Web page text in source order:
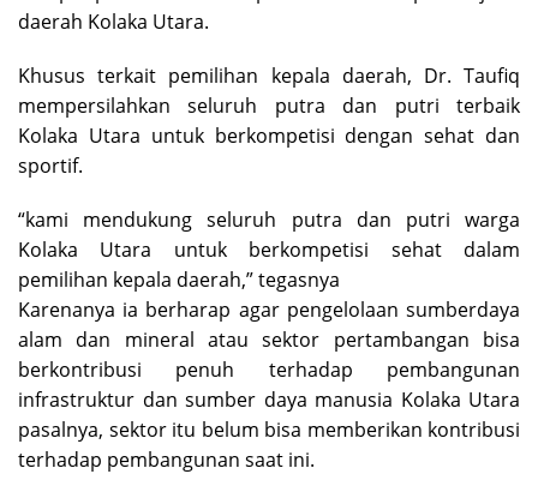
daerah Kolaka Utara.
Khusus terkait pemilihan kepala daerah, Dr. Taufiq
mempersilahkan seluruh putra dan putri terbaik
Kolaka Utara untuk berkompetisi dengan sehat dan
sportif.
“kami mendukung seluruh putra dan putri warga
Kolaka Utara untuk berkompetisi sehat dalam
pemilihan kepala daerah,” tegasnya
Karenanya ia berharap agar pengelolaan sumberdaya
alam dan mineral atau sektor pertambangan bisa
berkontribusi penuh terhadap pembangunan
infrastruktur dan sumber daya manusia Kolaka Utara
pasalnya, sektor itu belum bisa memberikan kontribusi
terhadap pembangunan saat ini.